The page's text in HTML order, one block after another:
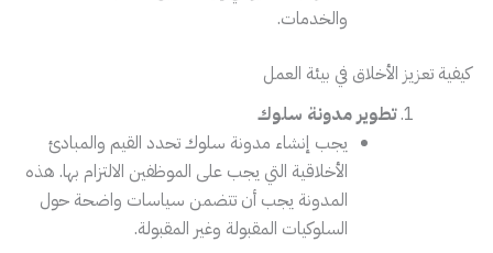
والخدمات.
كيفية تعزيز الأخلاق في بيئة العمل
تطوير مدونة سلوك
يجب إنشاء مدونة سلوك تحدد القيم والمبادئ
الأخلاقية التي يجب على الموظفين الالتزام بها. هذه
المدونة يجب أن تتضمن سياسات واضحة حول
السلوكيات المقبولة وغير المقبولة.